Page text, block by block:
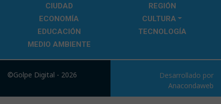
CIUDAD
REGIÓN
ECONOMÍA
CULTURA
EDUCACIÓN
TECNOLOGÍA
MEDIO AMBIENTE
©Golpe Digital - 2026
Desarrollado por
Anacondaweb